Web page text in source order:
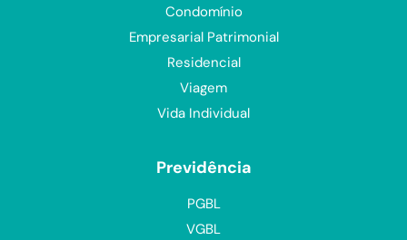
Condomínio
Empresarial Patrimonial
Residencial
Viagem
Vida Individual
Previdência
PGBL
VGBL